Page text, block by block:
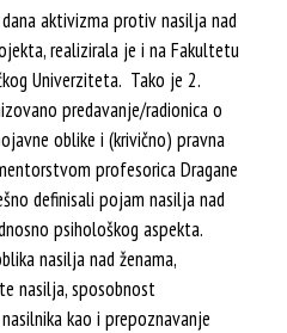
aktivizma protiv nasilja nad
realizirala je i na Fakultetu
Univerziteta. Tako je 2.
predavanje/radionica o
oblike i (krivično) pravna
profesorica Dragane
definisali pojam nasilja nad
psihološkog aspekta.
nasilja nad ženama,
nasilja, sposobnost
kao i prepoznavanje